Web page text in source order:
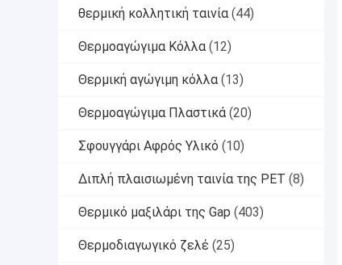
θερμική κολλητική ταινία (44)
Θερμοαγώγιμα Κόλλα (12)
Θερμική αγώγιμη κόλλα (13)
Θερμοαγώγιμα Πλαστικά (20)
Σφουγγάρι Αφρός Υλικό (10)
Διπλή πλαισιωμένη ταινία της PET (8)
Θερμικό μαξιλάρι της Gap (403)
Θερμοδιαγωγικό ζελέ (25)